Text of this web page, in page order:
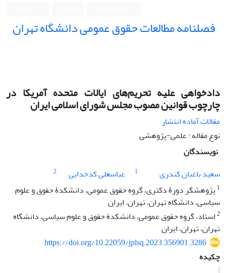
فصلنامه مطالعات حقوق عمومی دانشگاه تهران
دادخواهی علیه تحریم‌های ایالات متحده آمریکا در
چارچوب قوانین مصوب مجلس شورای اسلامی ایران
مقالات آماده انتشار
نوع مقاله : علمی-پژوهشی
نویسندگان
سعید باغبان کندری
1 عباسعلی کدخدایی
2
1پژوهشگر دورۀ دکتری، گروه حقوق عمومی، دانشکدۀ حقوق و علوم
سیاسی، دانشگاه تهران، تهران، ایران
2استاد، گروه حقوق عمومی، دانشکدة حقوق و علوم سیاسی، دانشگاه
تهران، تهران، ایران
https://doi.org/10.22059/jplsq.2023.356901.3286
چکیده